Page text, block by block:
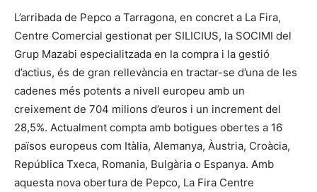
L’arribada de Pepco a Tarragona, en concret a La Fira,
Centre Comercial gestionat per SILICIUS, la SOCIMI del
Grup Mazabi especialitzada en la compra i la gestió
d’actius, és de gran rellevància en tractar-se d’una de les
cadenes més potents a nivell europeu amb un
creixement de 704 milions d’euros i un increment del
28,5%. Actualment compta amb botigues obertes a 16
països europeus com Itàlia, Alemanya, Àustria, Croàcia,
República Txeca, Romania, Bulgària o Espanya. Amb
aquesta nova obertura de Pepco, La Fira Centre